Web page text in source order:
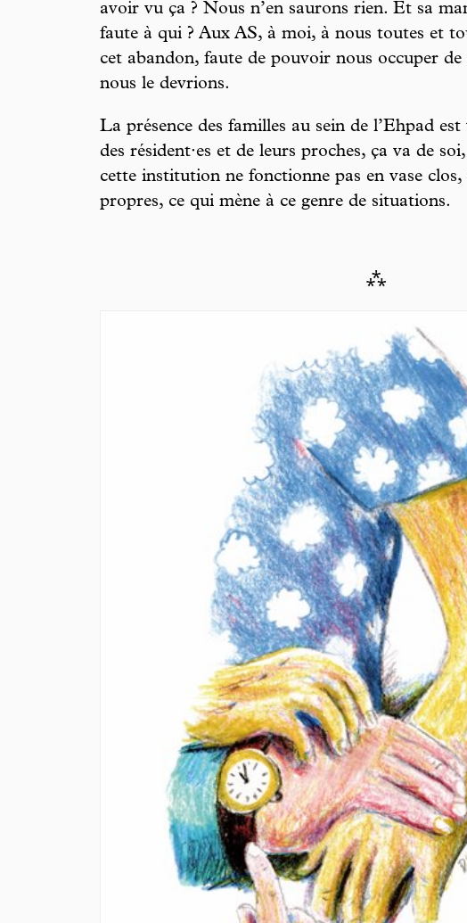
avoir vu ça ? Nous n’en saurons rien. Et sa
faute à qui ? Aux AS, à moi, à nous toutes et
cet abandon, faute de pouvoir nous occuper de
nous le devrions.
La présence des familles au sein de l’Ehpad
des résident·es et de leurs proches, ça va de
cette institution ne fonctionne pas en vase clos,
propres, ce qui mène à ce genre de situations.
⁂